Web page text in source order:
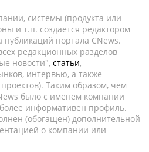
системы (продукта или
и т.п. создается редактором
публикаций портала CNews.
редакционных разделов
новости", статьи,
интервью, а также
Таким образом, чем
было с именем компании
информативен профиль.
(обогащен) дополнительной
о компании или